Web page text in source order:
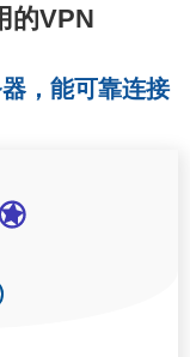
的VPN
，能可靠连接